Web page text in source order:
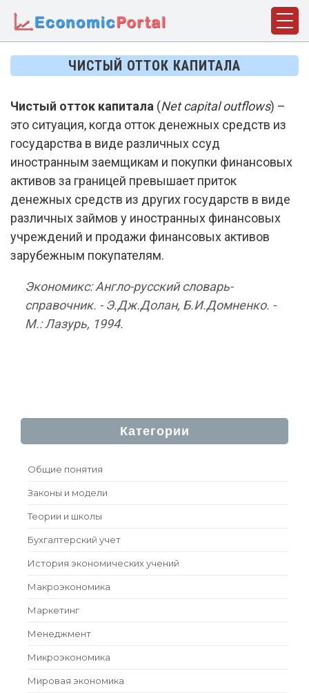
ЧИСТЫЙ ОТТОК КАПИТАЛА
Чистый отток капитала (Net capital outflows) –
это ситуация, когда отток денежных средств из
государства в виде различных ссуд
иностранным заемщикам и покупки финансовых
активов за границей превышает приток
денежных средств из других государств в виде
различных займов у иностранных финансовых
учреждений и продажи финансовых активов
зарубежным покупателям.
Экономикс: Англо-русский словарь-
справочник. - Э.Дж.Долан, Б.И.Домненко. -
М.: Лазурь, 1994.
ГЛАВНАЯ
ДИСЦИПЛИНЫ
ФАКТЫ
ИСТОРИЯ
БИОГРАФИИ
КОМПАНИИ
СТАТЬИ
СЛОВАРЬ
Категории
Общие понятия
Законы и модели
Теории и школы
Бухгалтерский учет
История экономических учений
Макроэкономика
Маркетинг
Менеджмент
Микроэкономика
Мировая экономика